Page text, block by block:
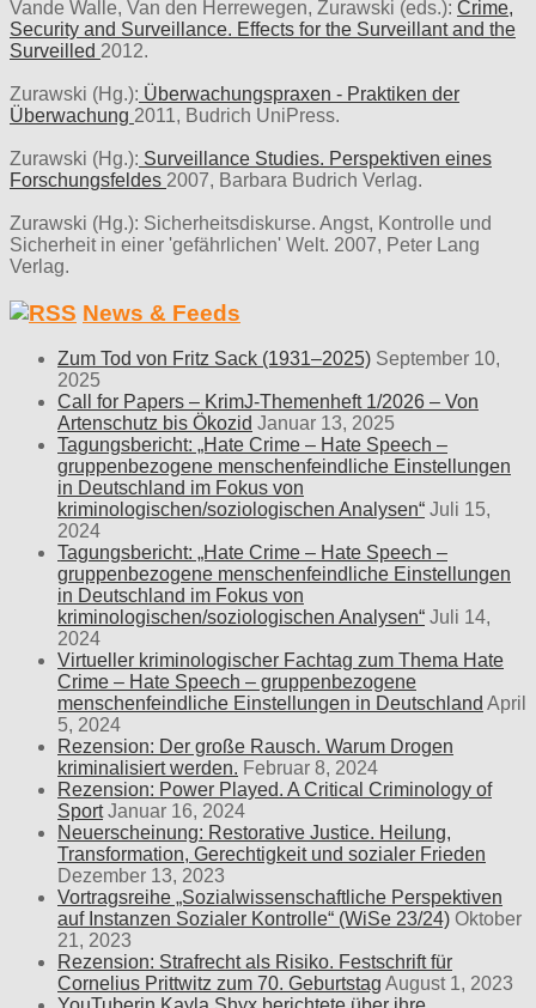
Vande Walle, Van den Herrewegen, Zurawski (eds.): Crime,
Security and Surveillance. Effects for the Surveillant and the
Surveilled 2012.
Zurawski (Hg.): Überwachungspraxen - Praktiken der
Überwachung 2011, Budrich UniPress.
Zurawski (Hg.): Surveillance Studies. Perspektiven eines
Forschungsfeldes 2007, Barbara Budrich Verlag.
Zurawski (Hg.): Sicherheitsdiskurse. Angst, Kontrolle und
Sicherheit in einer 'gefährlichen' Welt. 2007, Peter Lang
Verlag.
News & Feeds
Zum Tod von Fritz Sack (1931–2025) September 10,
2025
Call for Papers – KrimJ-Themenheft 1/2026 – Von
Artenschutz bis Ökozid Januar 13, 2025
Tagungsbericht: „Hate Crime – Hate Speech –
gruppenbezogene menschenfeindliche Einstellungen
in Deutschland im Fokus von
kriminologischen/soziologischen Analysen“ Juli 15,
2024
Tagungsbericht: „Hate Crime – Hate Speech –
gruppenbezogene menschenfeindliche Einstellungen
in Deutschland im Fokus von
kriminologischen/soziologischen Analysen“ Juli 14,
2024
Virtueller kriminologischer Fachtag zum Thema Hate
Crime – Hate Speech – gruppenbezogene
menschenfeindliche Einstellungen in Deutschland April
5, 2024
Rezension: Der große Rausch. Warum Drogen
kriminalisiert werden. Februar 8, 2024
Rezension: Power Played. A Critical Criminology of
Sport Januar 16, 2024
Neuerscheinung: Restorative Justice. Heilung,
Transformation, Gerechtigkeit und sozialer Frieden
Dezember 13, 2023
Vortragsreihe „Sozialwissenschaftliche Perspektiven
auf Instanzen Sozialer Kontrolle“ (WiSe 23/24) Oktober
21, 2023
Rezension: Strafrecht als Risiko. Festschrift für
Cornelius Prittwitz zum 70. Geburtstag August 1, 2023